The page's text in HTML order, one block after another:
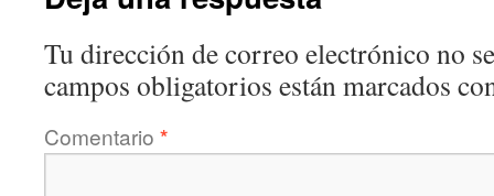
Tu dirección de correo electrónico no
campos obligatorios están marcados
Comentario *